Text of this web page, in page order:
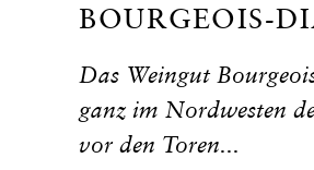
BOURGEOIS-
Das Weingut
ganz im Nordwesten
vor den Toren...